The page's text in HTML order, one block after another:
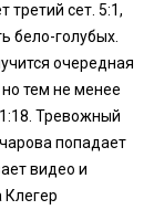
третий сет. 5:1,
бело-голубых.
очередная
тем не менее
Тревожный
попадает
видео и
Клегер